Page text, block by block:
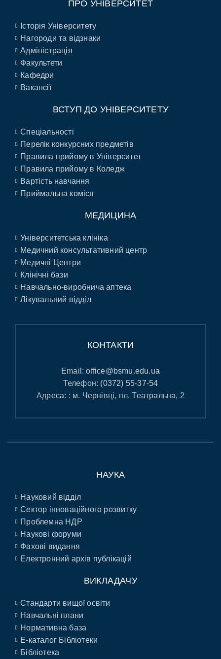
ПРО УНІВЕРСИТЕТ
Історія Університету
Нагороди та відзнаки
Адміністрація
Факультети
Кафедри
Вакансії
ВСТУП ДО УНІВЕРСИТЕТУ
Спеціальності
Перелік конкурсних предметів
Правила прийому в Університет
Правила прийому в Коледж
Вартість навчання
Приймальна коміся
МЕДИЦИНА
Університетська клініка
Медичний консультативний центр
Медичні Центри
Клінічні бази
Навчально-виробнича аптека
Лікувальний відділ
КОНТАКТИ
Email:office@bsmu.edu.ua
Телефон: (0372) 55-37-54
Адреса: : м. Чернівці, пл. Театральна, 2
НАУКА
Науковий відділ
Сектор інноваційного розвитку
Проблемна НДР
Наукові форуми
Фахові видання
Електронний архів публікацій
ВИКЛАДАЧУ
Стандарти вищої освіти
Навчальні плани
Нормативна база
E-каталог Бібліотеки
Бібліотека